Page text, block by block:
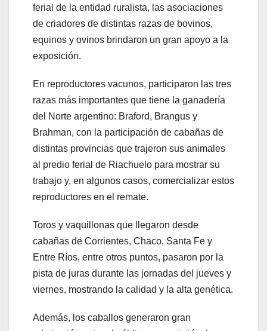
ferial de la entidad ruralista, las asociaciones
de criadores de distintas razas de bovinos,
equinos y ovinos brindaron un gran apoyo a la
exposición.
En reproductores vacunos, participaron las tres
razas más importantes que tiene la ganadería
del Norte argentino: Braford, Brangus y
Brahman, con la participación de cabañas de
distintas provincias que trajeron sus animales
al predio ferial de Riachuelo para mostrar su
trabajo y, en algunos casos, comercializar estos
reproductores en el remate.
Toros y vaquillonas que llegaron desde
cabañas de Corrientes, Chaco, Santa Fe y
Entre Ríos, entre otros puntos, pasaron por la
pista de juras durante las jornadas del jueves y
viernes, mostrando la calidad y la alta genética.
Además, los caballos generaron gran